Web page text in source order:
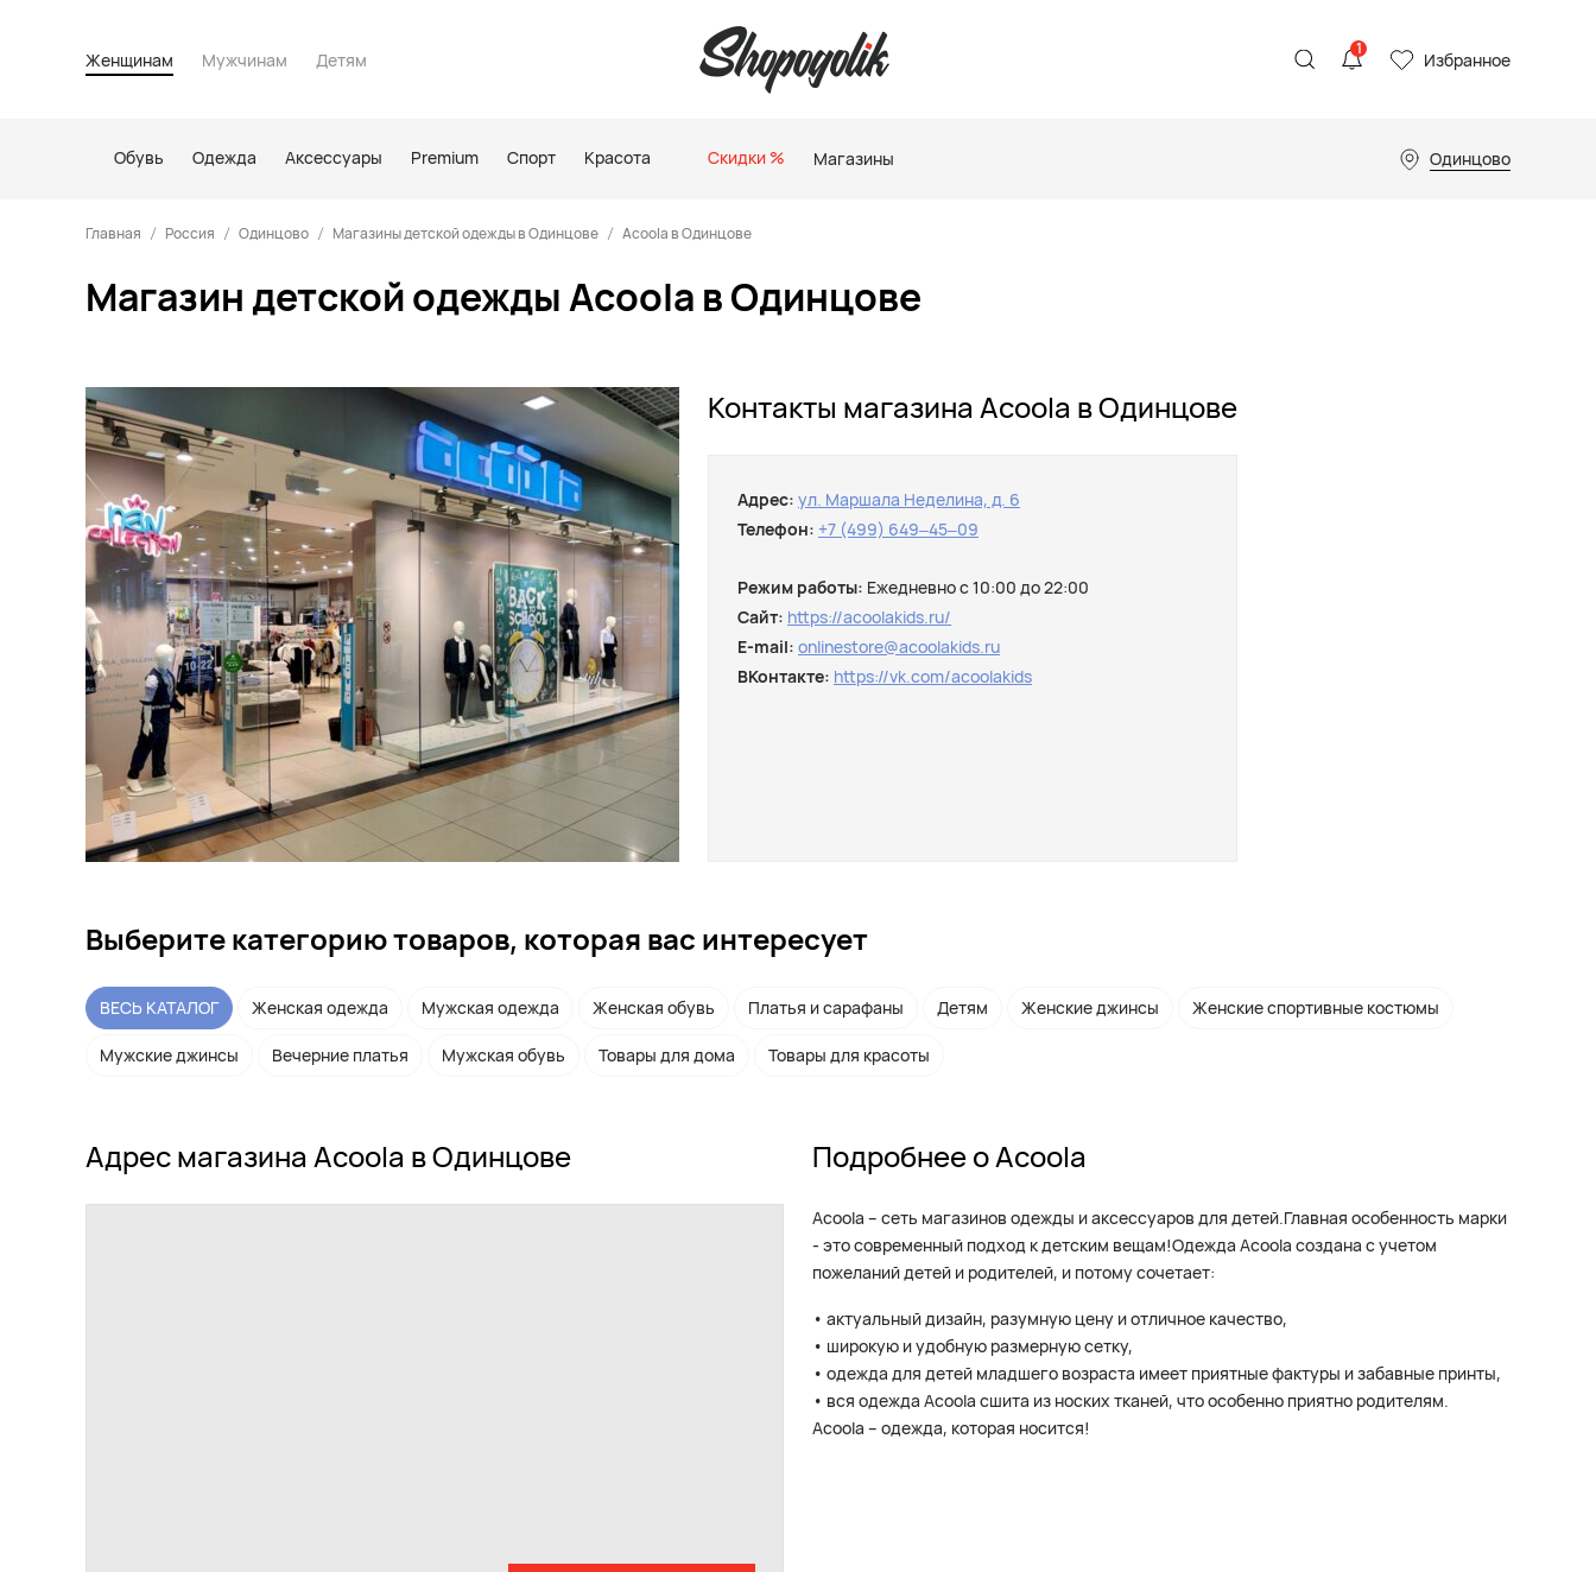
Женщинам Мужчинам Детям
1 Избранное
Обувь Одежда Аксессуары Premium Спорт Красота Скидки % Магазины Одинцово
Главная Россия Одинцово Магазины детской одежды в Одинцове Acoola в Одинцове
Магазин детской одежды Acoola в Одинцове
Контакты магазина Acoola в Одинцове
Адрес: ул. Маршала Неделина, д. 6
Телефон: +7 (499) 649‒45‒09
Режим работы: Ежедневно с 10:00 до 22:00
Сайт: https://acoolakids.ru/
E-mail: onlinestore@acoolakids.ru
ВКонтакте: https://vk.com/acoolakids
Выберите категорию товаров, которая вас интересует
ВЕСЬ КАТАЛОГ Женская одежда Мужская одежда Женская обувь Платья и сарафаны Детям Женские джинсы Женские спортивные костюмы
Мужские джинсы Вечерние платья Мужская обувь Товары для дома Товары для красоты
Адрес магазина Acoola в Одинцове Подробнее о Acoola
Acoola – сеть магазинов одежды и аксессуаров для детей.Главная особенность марки
- это современный подход к детским вещам!Одежда Acoola создана с учетом
пожеланий детей и родителей, и потому сочетает:
• актуальный дизайн, разумную цену и отличное качество,
• широкую и удобную размерную сетку,
• одежда для детей младшего возраста имеет приятные фактуры и забавные принты,
• вся одежда Acoola сшита из носких тканей, что особенно приятно родителям.
Acoola – одежда, которая носится!